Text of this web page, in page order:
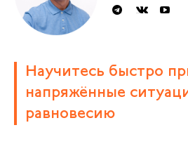
Научитесь быстро
напряжённые
равновесию